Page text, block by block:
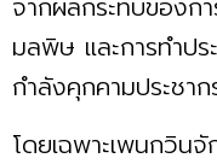
มลพิษ และการทำป
กำลังคุกคามประชา
โดยเฉพาะเพนกวิน